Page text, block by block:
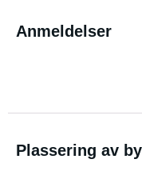
Anmeldelser
Plassering av